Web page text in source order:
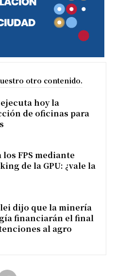
otro contenido.
ejecuta hoy la
de oficinas para
FPS mediante
de la GPU: ¿vale la
dijo que la minería
financiarán el final
al agro